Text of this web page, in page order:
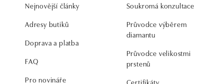
Nejnovější články
Adresy butiků
Doprava a platba
FAQ
Pro novináře
Soukromá konzultace
Průvodce výběrem
diamantu
Průvodce velikostmi
prstenů
Certifikáty